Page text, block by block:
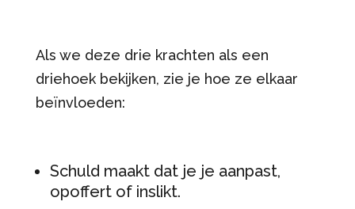
Als we deze drie krachten als een
driehoek bekijken, zie je hoe ze elkaar
beïnvloeden:
Schuld maakt dat je je aanpast,
opoffert of inslikt.